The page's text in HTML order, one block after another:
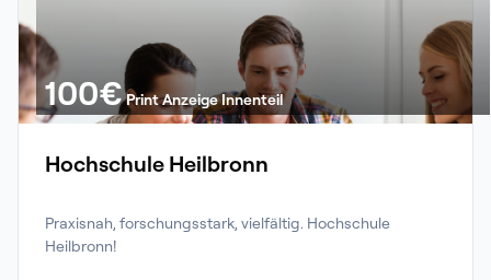
100€Print Anzeige Innenteil
Hochschule Heilbronn
Praxisnah, forschungsstark, vielfältig. Hochschule
Heilbronn!